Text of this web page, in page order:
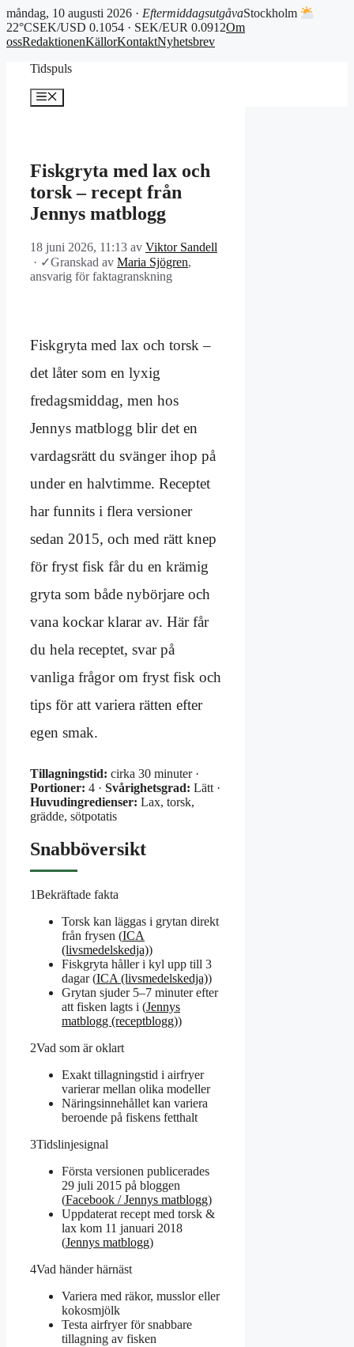
måndag, 10 augusti 2026 · EftermiddagsutgåvaStockholm
22°CSEK/USD 0.1054 · SEK/EUR 0.0912Om
ossRedaktionenKällorKontaktNyhetsbrev
Tidspuls
Meny
Fiskgryta med lax och
torsk – recept från
Jennys matblogg
18 juni 2026, 11:13 av Viktor Sandell
· ✓Granskad av Maria Sjögren,
ansvarig för faktagranskning
Fiskgryta med lax och torsk –
det låter som en lyxig
fredagsmiddag, men hos
Jennys matblogg blir det en
vardagsrätt du svänger ihop på
under en halvtimme. Receptet
har funnits i flera versioner
sedan 2015, och med rätt knep
för fryst fisk får du en krämig
gryta som både nybörjare och
vana kockar klarar av. Här får
du hela receptet, svar på
vanliga frågor om fryst fisk och
tips för att variera rätten efter
egen smak.
Tillagningstid: cirka 30 minuter ·
Portioner: 4 · Svårighetsgrad: Lätt ·
Huvudingredienser: Lax, torsk,
grädde, sötpotatis
Snabböversikt
1Bekräftade fakta
Torsk kan läggas i grytan direkt
från frysen (ICA
(livsmedelskedja))
Fiskgryta håller i kyl upp till 3
dagar (ICA (livsmedelskedja))
Grytan sjuder 5–7 minuter efter
att fisken lagts i (Jennys
matblogg (receptblogg))
2Vad som är oklart
Exakt tillagningstid i airfryer
varierar mellan olika modeller
Näringsinnehållet kan variera
beroende på fiskens fetthalt
3Tidslinjesignal
Första versionen publicerades
29 juli 2015 på bloggen
(Facebook / Jennys matblogg)
Uppdaterat recept med torsk &
lax kom 11 januari 2018
(Jennys matblogg)
4Vad händer härnäst
Variera med räkor, musslor eller
kokosmjölk
Testa airfryer för snabbare
tillagning av fisken